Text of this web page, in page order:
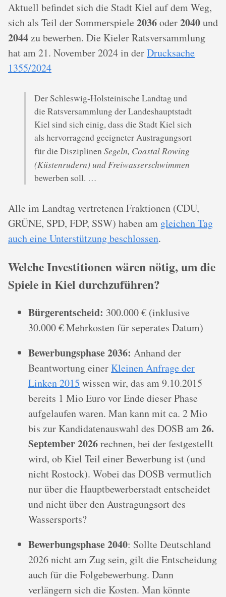
Aktuell befindet sich die Stadt Kiel auf dem Weg,
sich als Teil der Sommerspiele 2036oder2040und
2044zu bewerben. Die Kieler Ratsversammlung
hat am 21. November 2024 in derDrucksache
1355/2024
Der Schleswig-Holsteinische Landtag und
die Ratsversammlung der Landeshauptstadt
Kiel sind sich einig, dass die Stadt Kiel sich
als hervorragend geeigneter Austragungsort
für die DisziplinenSegeln, Coastal Rowing
(Küstenrudern) und Freiwasserschwimmen
bewerben soll. …
Alle im Landtag vertretenen Fraktionen (CDU,
GRÜNE, SPD, FDP, SSW) haben am gleichen Tag
auch eine Unterstützung beschlossen.
Welche Investitionen wären nötig, um die
Spiele in Kiel durchzuführen?
Bürgerentscheid: 300.000 € (inklusive
30.000 € Mehrkosten für seperates Datum)
Bewerbungsphase 2036: Anhand der
Beantwortung einerKleinen Anfrage der
Linken 2015 wissen wir, das am 9.10.2015
bereits 1 Mio Euro vor Ende dieser Phase
aufgelaufen waren. Man kann mit ca. 2 Mio
bis zur Kandidatenauswahl des DOSB am26.
September 2026rechnen, bei der festgestellt
wird, ob Kiel Teil einer Bewerbung ist (und
nicht Rostock). Wobei das DOSB vermutlich
nur über die Hauptbewerberstadt entscheidet
und nicht über den Austragungsort des
Wassersports?
Bewerbungsphase 2040: Sollte Deutschland
2026 nicht am Zug sein, gilt die Entscheidung
auch für die Folgebewerbung. Dann
verlängern sich die Kosten. Man könnte